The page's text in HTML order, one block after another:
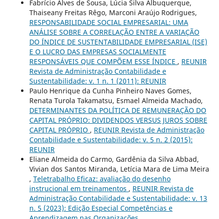
Fabrício Alves de Sousa, Lúcia Silva Albuquerque,
Thaiseany Freitas Rêgo, Marconi Araújo Rodrigues,
RESPONSABILIDADE SOCIAL EMPRESARIAL: UMA
ANÁLISE SOBRE A CORRELAÇÃO ENTRE A VARIAÇÃO
DO ÍNDICE DE SUSTENTABILIDADE EMPRESARIAL (ISE)
E O LUCRO DAS EMPRESAS SOCIALMENTE
RESPONSÁVEIS QUE COMPÕEM ESSE ÍNDICE , REUNIR
Revista de Administração Contabilidade e
Sustentabilidade: v. 1 n. 1 (2011): REUNIR
Paulo Henrique da Cunha Pinheiro Naves Gomes,
Renata Turola Takamatsu, Esmael Almeida Machado,
DETERMINANTES DA POLÍTICA DE REMUNERAÇÃO DO
CAPITAL PRÓPRIO: DIVIDENDOS VERSUS JUROS SOBRE
CAPITAL PRÓPRIO , REUNIR Revista de Administração
Contabilidade e Sustentabilidade: v. 5 n. 2 (2015):
REUNIR
Eliane Almeida do Carmo, Gardênia da Silva Abbad,
Vivian dos Santos Miranda, Letícia Mara de Lima Meira
, Teletrabalho Eficaz: avaliação do desenho
instrucional em treinamentos , REUNIR Revista de
Administração Contabilidade e Sustentabilidade: v. 13
n. 5 (2023): Edição Especial Competências e